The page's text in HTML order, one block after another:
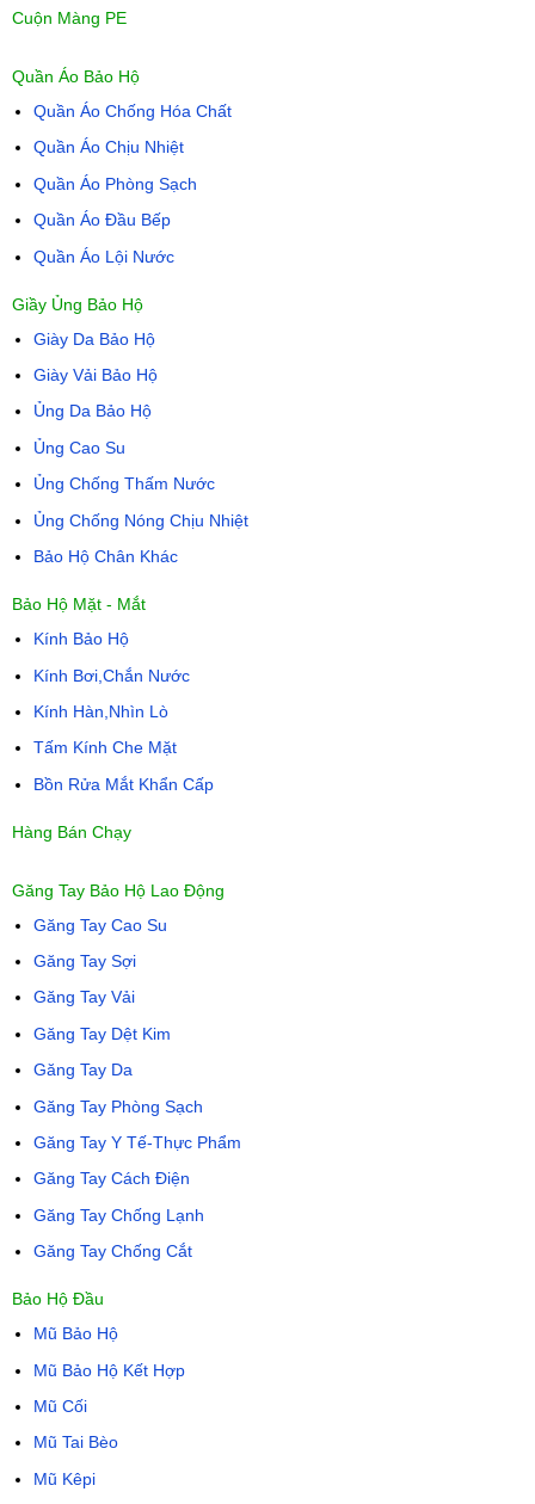
Cuộn Màng PE
Quần Áo Bảo Hộ
Quần Áo Chống Hóa Chất
Quần Áo Chịu Nhiệt
Quần Áo Phòng Sạch
Quần Áo Đầu Bếp
Quần Áo Lội Nước
Giầy Ủng Bảo Hộ
Giày Da Bảo Hộ
Giày Vải Bảo Hộ
Ủng Da Bảo Hộ
Ủng Cao Su
Ủng Chống Thấm Nước
Ủng Chống Nóng Chịu Nhiệt
Bảo Hộ Chân Khác
Bảo Hộ Mặt - Mắt
Kính Bảo Hộ
Kính Bơi,Chắn Nước
Kính Hàn,Nhìn Lò
Tấm Kính Che Mặt
Bồn Rửa Mắt Khẩn Cấp
Hàng Bán Chạy
Găng Tay Bảo Hộ Lao Động
Găng Tay Cao Su
Găng Tay Sợi
Găng Tay Vải
Găng Tay Dệt Kim
Găng Tay Da
Găng Tay Phòng Sạch
Găng Tay Y Tế-Thực Phẩm
Găng Tay Cách Điện
Găng Tay Chống Lạnh
Găng Tay Chống Cắt
Bảo Hộ Đầu
Mũ Bảo Hộ
Mũ Bảo Hộ Kết Hợp
Mũ Cối
Mũ Tai Bèo
Mũ Kêpi